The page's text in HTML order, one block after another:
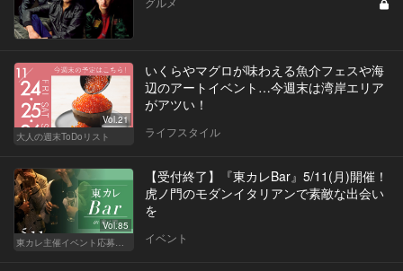
Vol.21
大人の週末ToDoリスト
いくらやマグロが味わえる魚介フェスや海
辺のアートイベント…今週末は湾岸エリア
がアツい！
ライフスタイル
Vol.85
東カレ主催イベント応募詳細記事一覧
【受付終了】『東カレBar』5/11(月)開催！
虎ノ門のモダンイタリアンで素敵な出会い
を
イベント